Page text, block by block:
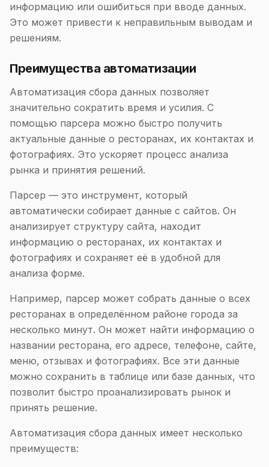
информацию или ошибиться при вводе данных.
Это может привести к неправильным выводам и
решениям.
Преимущества автоматизации
Автоматизация сбора данных позволяет
значительно сократить время и усилия. С
помощью парсера можно быстро получить
актуальные данные о ресторанах, их контактах и
фотографиях. Это ускоряет процесс анализа
рынка и принятия решений.
Парсер — это инструмент, который
автоматически собирает данные с сайтов. Он
анализирует структуру сайта, находит
информацию о ресторанах, их контактах и
фотографиях и сохраняет её в удобной для
анализа форме.
Например, парсер может собрать данные о всех
ресторанах в определённом районе города за
несколько минут. Он может найти информацию о
названии ресторана, его адресе, телефоне, сайте,
меню, отзывах и фотографиях. Все эти данные
можно сохранить в таблице или базе данных, что
позволит быстро проанализировать рынок и
принять решение.
Автоматизация сбора данных имеет несколько
преимуществ: